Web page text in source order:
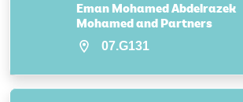
Eman Mohamed Abdelrazek
Mohamed and Partners
07.G131